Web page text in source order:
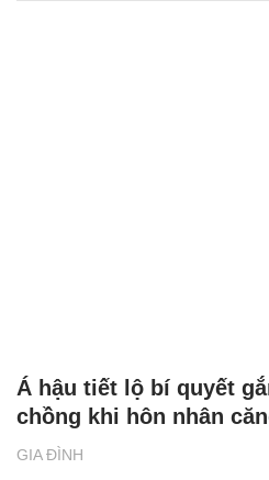
GIA ĐÌNH
Á hậu tiết lộ bí quyết
chồng khi hôn nhân